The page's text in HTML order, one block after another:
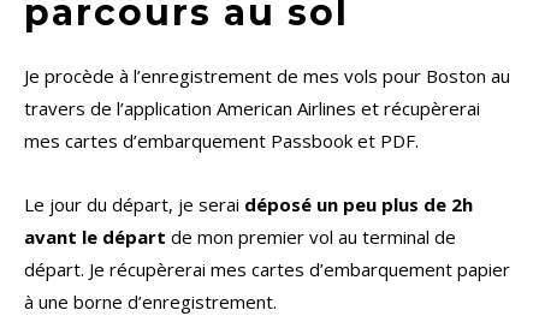
parcours au sol
Je procède à l’enregistrement de mes vols pour Boston au
travers de l’application American Airlines et récupèrerai
mes cartes d’embarquement Passbook et PDF.
Le jour du départ, je serai déposé un peu plus de 2h
avant le départ de mon premier vol au terminal de
départ. Je récupèrerai mes cartes d’embarquement papier
à une borne d’enregistrement.